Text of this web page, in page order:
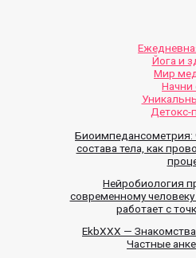
Йога и
Мир
Начни
Детокс-
Биоимпедансометрия:
состава тела, как
Нейробиология
современному
работает с
EkbXXX —
Частные